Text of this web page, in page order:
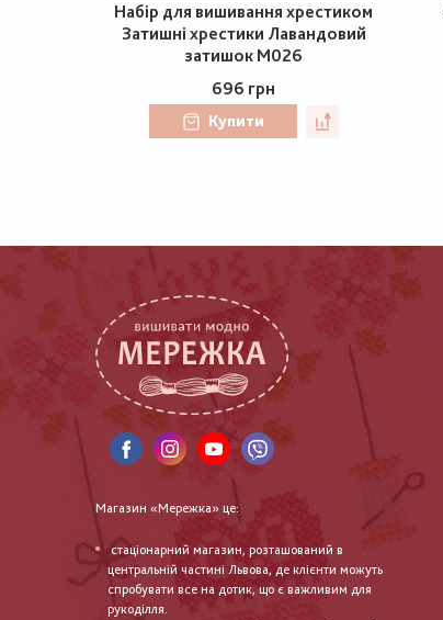
Набір для вишивання хрестиком
Затишні хрестики Лавандовий
затишок М026
696 грн
Купити
Магазин «Мережка» це:
стаціонарний магазин, розташований в
центральній частині Львова, де клієнти можуть
спробувати все на дотик, що є важливим для
рукоділля.